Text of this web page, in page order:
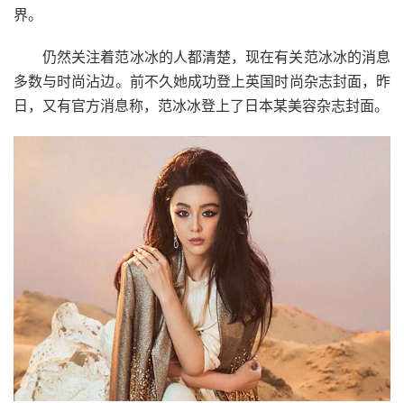
界。
仍然关注着范冰冰的人都清楚，现在有关范冰冰的消息
多数与时尚沾边。前不久她成功登上英国时尚杂志封面，昨
日，又有官方消息称，范冰冰登上了日本某美容杂志封面。